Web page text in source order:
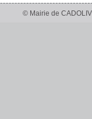
© Mairie de